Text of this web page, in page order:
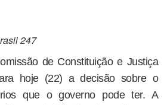
247
de Constituição e Justiça
hoje (22) a decisão sobre o
que o governo pode ter. A